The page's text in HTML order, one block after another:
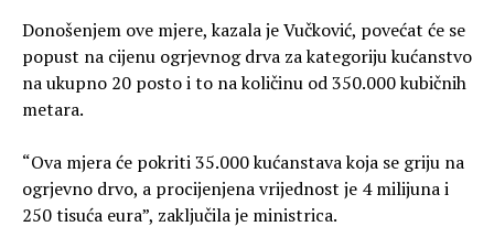
Donošenjem ove mjere, kazala je Vučković, povećat će se
popust na cijenu ogrjevnog drva za kategoriju kućanstvo
na ukupno 20 posto i to na količinu od 350.000 kubičnih
metara.
“Ova mjera će pokriti 35.000 kućanstava koja se griju na
ogrjevno drvo, a procijenjena vrijednost je 4 milijuna i
250 tisuća eura”, zaključila je ministrica.